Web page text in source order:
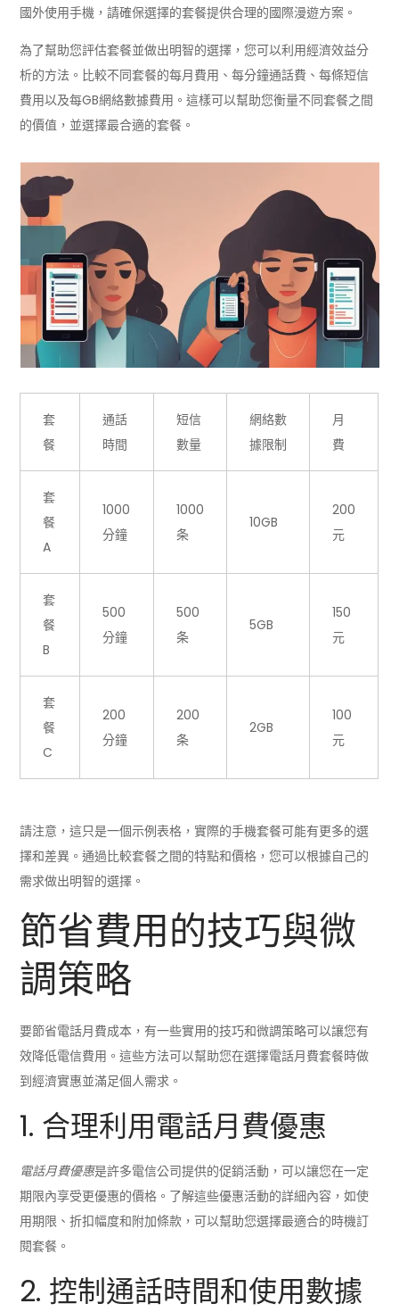
國外使用手機，請確保選擇的套餐提供合理的國際漫遊方案。
為了幫助您評估套餐並做出明智的選擇，您可以利用經濟效益分
析的方法。比較不同套餐的每月費用、每分鐘通話費、每條短信
費用以及每GB網絡數據費用。這樣可以幫助您衡量不同套餐之間
的價值，並選擇最合適的套餐。
套
餐
通話
時間
短信
數量
網絡數
據限制
月
費
套
餐
A
1000
分鐘
1000
条
10GB
200
元
套
餐
B
500
分鐘
500
条
5GB
150
元
套
餐
C
200
分鐘
200
条
2GB
100
元
請注意，這只是一個示例表格，實際的手機套餐可能有更多的選
擇和差異。通過比較套餐之間的特點和價格，您可以根據自己的
需求做出明智的選擇。
節省費用的技巧與微
調策略
要節省電話月費成本，有一些實用的技巧和微調策略可以讓您有
效降低電信費用。這些方法可以幫助您在選擇電話月費套餐時做
到經濟實惠並滿足個人需求。
1. 合理利用電話月費優惠
電話月費優惠是許多電信公司提供的促銷活動，可以讓您在一定
期限內享受更優惠的價格。了解這些優惠活動的詳細內容，如使
用期限、折扣幅度和附加條款，可以幫助您選擇最適合的時機訂
閱套餐。
2. 控制通話時間和使用數據